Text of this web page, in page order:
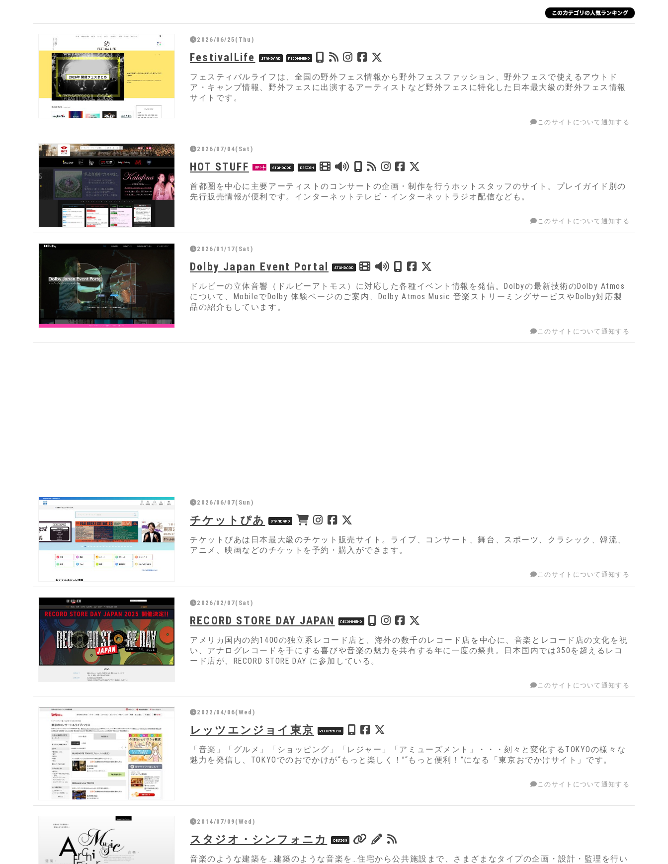
2026/06/25(Thu)
FestivalLife
フェスティバルライフは、全国の野外フェス情報から野外フェスファッション、野外フェスで使えるアウトド
ア・キャンプ情報、野外フェスに出演するアーティストなど野外フェスに特化した日本最大級の野外フェス情報
サイトです。
このサイトについて通知する
2026/07/04(Sat)
HOT STUFF
首都圏を中心に主要アーティストのコンサートの企画・制作を行うホットスタッフのサイト。プレイガイド別の
先行販売情報が便利です。インターネットテレビ・インターネットラジオ配信なども。
このサイトについて通知する
2026/01/17(Sat)
Dolby Japan Event Portal
ドルビーの立体音響（ドルビーアトモス）に対応した各種イベント情報を発信。Dolbyの最新技術のDolby Atmos
について、MobileでDolby 体験ページのご案内、Dolby Atmos Music 音楽ストリーミングサービスやDolby対応製
品の紹介もしています。
このサイトについて通知する
2026/06/07(Sun)
チケットぴあ
チケットぴあは日本最大級のチケット販売サイト。ライブ、コンサート、舞台、スポーツ、クラシック、韓流、
アニメ、映画などのチケットを予約・購入ができます。
このサイトについて通知する
2026/02/07(Sat)
RECORD STORE DAY JAPAN
アメリカ国内の約1400の独立系レコード店と、海外の数千のレコード店を中心に、音楽とレコード店の文化を祝
い、アナログレコードを手にする喜びや音楽の魅力を共有する年に一度の祭典。日本国内では350を超えるレコ
ード店が、RECORD STORE DAY に参加している。
このサイトについて通知する
2022/04/06(Wed)
レッツエンジョイ東京
「音楽」「グルメ」「ショッピング」「レジャー」「アミューズメント」・・・刻々と変化するTOKYOの様々な
魅力を発信し、TOKYOでのおでかけが“もっと楽しく！”“もっと便利！”になる「東京おでかけサイト」です。
このサイトについて通知する
2014/07/09(Wed)
スタジオ・シンフォニカ
音楽のような建築を…建築のような音楽を…住宅から公共施設まで、さまざまなタイプの企画・設計・監理を行い